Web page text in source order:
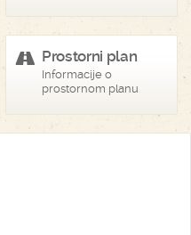
Prostorni plan
Informacije o
prostornom planu